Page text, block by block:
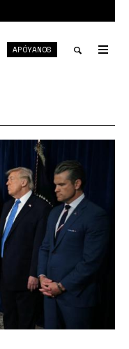
APÓYANOS